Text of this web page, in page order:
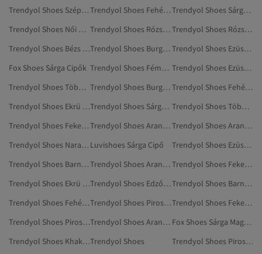
Trendyol Shoes Szépségápolás
Trendyol Shoes Fehér Magas Sarkú Cipő
Trendyol Shoes Sárga Mule
Trendyol Shoes Női Magas Sarkú Cipő
Trendyol Shoes Rózsaszín Magas Sarkú Cipő
Trendyol Shoes Rózsaszín Cipő
Trendyol Shoes Bézs Cipő
Trendyol Shoes Burgundi Cipők
Trendyol Shoes Ezüstszínű Cipő
Fox Shoes Sárga Cipők
Trendyol Shoes Fémhatású Cipő
Trendyol Shoes Ezüstszínű Magas Sarkú Cipő
Trendyol Shoes Többszínű Magas Sarkú Cipő
Trendyol Shoes Burgundi Lapos Cipő
Trendyol Shoes Fehér Cipő
Trendyol Shoes Ekrü Cipő
Trendyol Shoes Sárga Tartozékok
Trendyol Shoes Többszínű Cipők
Trendyol Shoes Fekete Cipők
Trendyol Shoes Aranyszínű Cipők
Trendyol Shoes Aranyszínű Magas Sarkú Cipő
Trendyol Shoes Narancs Cipő Luvishoes Sárga Cipő
Trendyol Shoes Ezüstszínű Cipők
Trendyol Shoes Barna Magas Sarkú Cipő
Trendyol Shoes Aranyszínű Edzőcipők
Trendyol Shoes Fekete Edzőcipők
Trendyol Shoes Ekrü Magas Sarkú Cipő
Trendyol Shoes Edzőcipők
Trendyol Shoes Barna Cipő
Trendyol Shoes Fehér Cipők
Trendyol Shoes Piros Cipők
Trendyol Shoes Fekete Edzőcipő
Trendyol Shoes Piros Cipő
Trendyol Shoes Aranyszínű Edzőcipő
Fox Shoes Sárga Magas Sarkú Cipő
Trendyol Shoes Khaki CipőTrendyol Shoes
Trendyol Shoes Piros Magas Sarkú Cipő